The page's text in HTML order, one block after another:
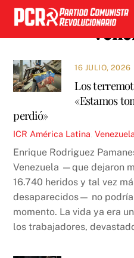
Skip
content
16 JULIO, 2026
Los
«Estamos
perdió»
ICR América Latina ,Venezuela
Enrique Rodriguez
Venezuela —que dejaron
16.740 heridos y tal vez
desaparecidos— no
momento. La vida ya era
los trabajadores,